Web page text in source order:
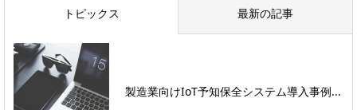
トピックス 最新の記事
製造業向けIoT予知保全システム導入事例...